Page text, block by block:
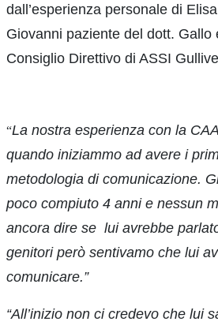
dall’esperienza personale di
Giovanni paziente del dott. Gallo
Consiglio Direttivo di ASSI
“La nostra esperienza con la
quando iniziammo ad avere i
metodologia di comunicazione.
poco compiuto 4 anni e nessun
ancora dire se lui avrebbe
genitori però sentivamo che lui
comunicare.”
“All’inizio non ci credevo che lui